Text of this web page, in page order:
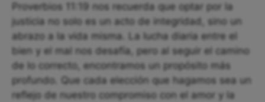
Proverbios 11:19 nos recuerda que optar por la
justicia no solo es un acto de integridad, sino un
abrazo a la vida misma. La lucha diaria entre el
bien y el mal nos desafía, pero al seguir el camino
de lo correcto, encontramos un propósito más
profundo. Que cada elección que hagamos sea un
reflejo de nuestro compromiso con el amor y la